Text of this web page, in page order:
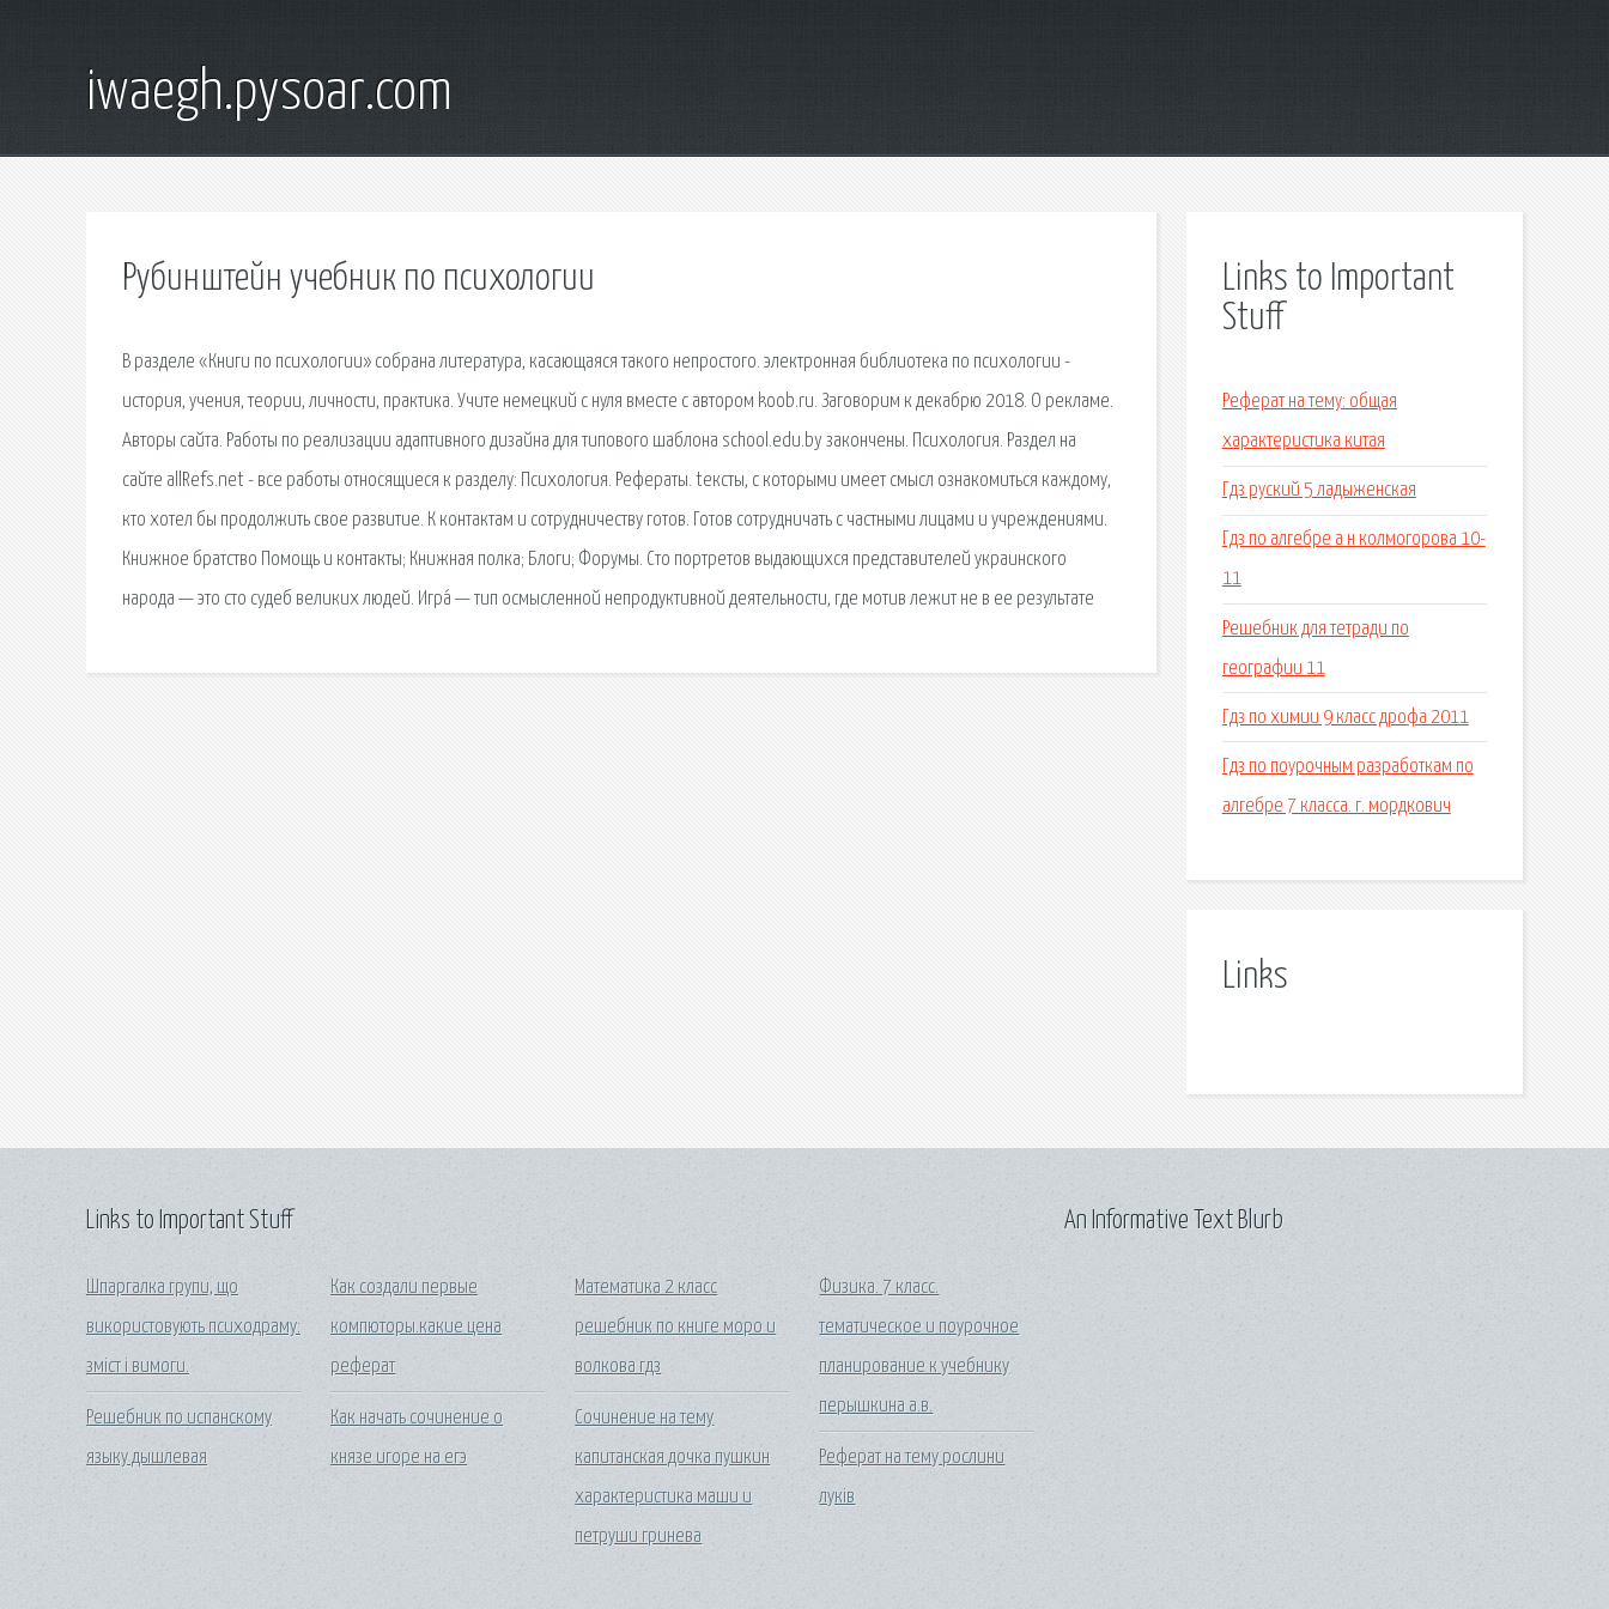
iwaegh.pysoar.com
Рубинштейн учебник по психологии
В разделе «Книги по психологии» собрана литература, касающаяся такого непростого. электронная библиотека по психологии -
история, учения, теории, личности, практика. Учите немецкий с нуля вместе с автором koob.ru. Заговорим к декабрю 2018. О рекламе.
Авторы сайта. Работы по реализации адаптивного дизайна для типового шаблона school.edu.by закончены. Психология. Раздел на
сайте allRefs.net - все работы относящиеся к разделу: Психология. Рефераты. tексты, с которыми имеет смысл ознакомиться каждому,
кто хотел бы продолжить свое развитие. К контактам и сотрудничеству готов. Готов сотрудничать с частными лицами и учреждениями.
Книжное братство Помощь и контакты; Книжная полка; Блоги; Форумы. Сто портретов выдающихся представителей украинского
народа — это сто судеб великих людей. Игра́ — тип осмысленной непродуктивной деятельности, где мотив лежит не в ее результате
Links to Important
Stuff
Реферат на тему: общая
характеристика китая
Гдз руский 5 ладыженская
Гдз по алгебре а н колмогорова 10-
11
Решебник для тетради по
географии 11
Гдз по химии 9 класс дрофа 2011
Гдз по поурочным разработкам по
алгебре 7 класса. г. мордкович
Links
Links to Important Stuff
Шпаргалка групи, що
використовують психодраму:
зміст і вимоги.
Решебник по испанскому
языку дышлевая
Как создали первые
компюторы.какие цена
реферат
Как начать сочинение о
князе игоре на егэ
Математика 2 класс
решебник по книге моро и
волкова гдз
Сочинение на тему
капитанская дочка пушкин
характеристика маши и
петруши гринева
Физика. 7 класс.
тематическое и поурочное
планирование к учебнику
перышкина а.в.
Реферат на тему рослини
луків
An Informative Text Blurb